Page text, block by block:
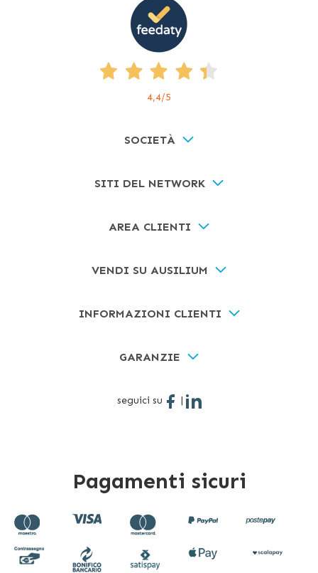
4,4/5
SOCIETÀ
SITI DEL NETWORK
AREA CLIENTI
VENDI SU AUSILIUM
INFORMAZIONI CLIENTI
GARANZIE
seguici su |
Pagamenti sicuri